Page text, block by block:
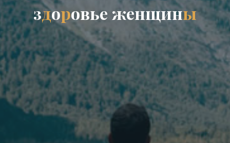
здоровье женщины